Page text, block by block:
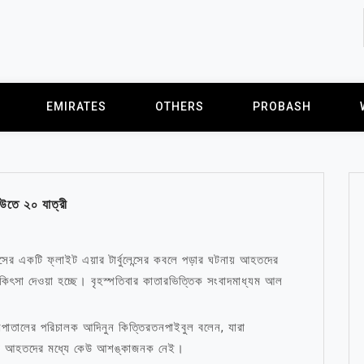
EMIRATES OTHERS PROBASH
২০ যাত্রী
একটি ফ্লাইট এয়ার টার্বুলেন্সের কবলে পড়ার ঘটনায় আহতদের
দেওয়া হচ্ছে। বৃহস্পতিবার কাতারভিত্তিক সংবাদমাধ্যম আল
পরিচালক আদিনুন কিত্তিরতনপাইবুল বলেন, যারা
আহতদের মধ্যে কেউ আশঙ্কাজনক নেই।